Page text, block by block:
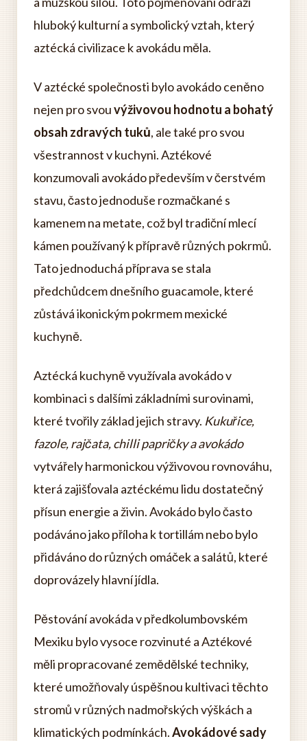
hluboký kulturní a symbolický vztah, který
aztécká civilizace k avokádu měla.
V aztécké společnosti bylo avokádo ceněno
nejen pro svouvýživovou hodnotu a bohatý
obsah zdravých tuků, ale také pro svou
všestrannost v kuchyni. Aztékové
konzumovali avokádo především v čerstvém
stavu, často jednoduše rozmačkané s
kamenem na metate, což byl tradiční mlecí
kámen používaný k přípravě různých pokrmů.
Tato jednoduchá příprava se stala
předchůdcem dnešního guacamole, které
zůstává ikonickým pokrmem mexické
kuchyně.
Aztécká kuchyně využívala avokádo v
kombinaci s dalšími základními surovinami,
které tvořily základ jejich stravy. Kukuřice,
fazole, rajčata, chilli papričky a avokádo
vytvářely harmonickou výživovou rovnováhu,
která zajišťovala aztéckému lidu dostatečný
přísun energie a živin. Avokádo bylo často
podáváno jako příloha k tortillám nebo bylo
přidáváno do různých omáček a salátů, které
doprovázely hlavní jídla.
Pěstování avokáda v předkolumbovském
Mexiku bylo vysoce rozvinuté a Aztékové
měli propracované zemědělské techniky,
které umožňovaly úspěšnou kultivaci těchto
stromů v různých nadmořských výškách a
klimatických podmínkách.Avokádové sady